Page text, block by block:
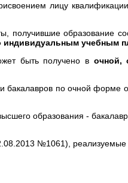
лицу
получившие образование
индивидуальным учебным
быть получено в очной,
бакалавров по очной форме
образования -
№1061), реализуемые